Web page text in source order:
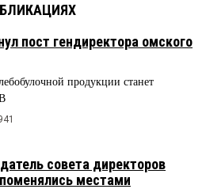
пост гендиректора омского
продукции станет
совета директоров
местами